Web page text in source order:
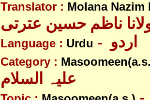
Translator : Molana Nazim
ناظم حسین عترتی
Language : Urdu
Category :